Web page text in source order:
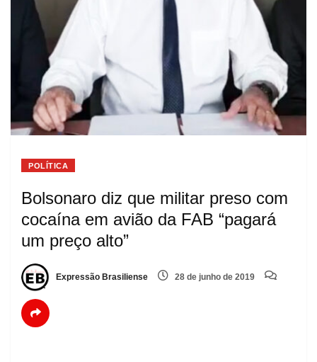
POLÍTICA
Bolsonaro diz que militar preso com
cocaína em avião da FAB “pagará
um preço alto”
Expressão Brasiliense 28 de junho de 2019